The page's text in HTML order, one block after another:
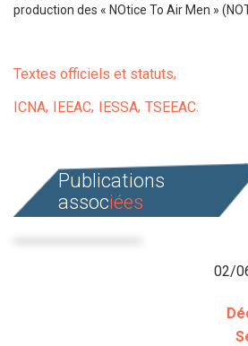
production des « NOtice To Air Men »
Textes officiels et statuts
ICNA IEEAC IESSA TSEEAC
Publications
associées
02/